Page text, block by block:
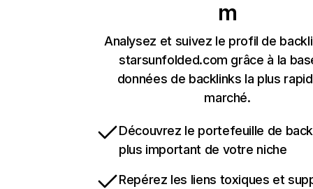
m
Analysez et suivez le profil de
starsunfolded.com grâce à la
données de backlinks la plus
marché.
Découvrez le portefeuille de
plus important de votre niche
Repérez les liens toxiques et